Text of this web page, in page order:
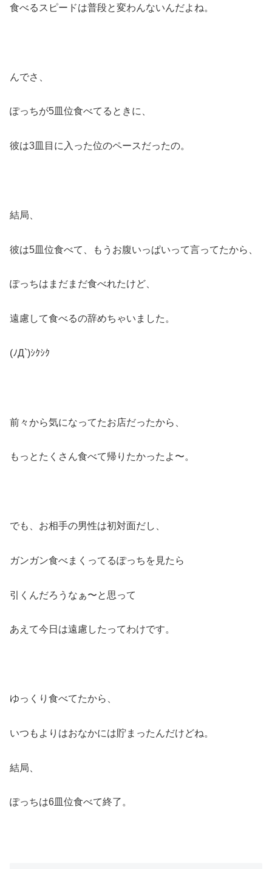
食べるスピードは普段と変わんないんだよね。
んでさ、
ぽっちが5皿位食べてるときに、
彼は3皿目に入った位のペースだったの。
結局、
彼は5皿位食べて、もうお腹いっぱいって言ってたから、
ぽっちはまだまだ食べれたけど、
遠慮して食べるの辞めちゃいました。
(ﾉД`)ｼｸｼｸ
前々から気になってたお店だったから、
もっとたくさん食べて帰りたかったよ〜。
でも、お相手の男性は初対面だし、
ガンガン食べまくってるぽっちを見たら
引くんだろうなぁ〜と思って
あえて今日は遠慮したってわけです。
ゆっくり食べてたから、
いつもよりはおなかには貯まったんだけどね。
結局、
ぽっちは6皿位食べて終了。